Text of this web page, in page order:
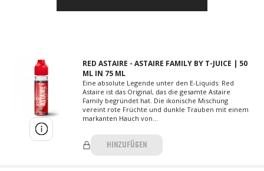
RED ASTAIRE - ASTAIRE FAMILY BY T-JUICE | 50
ML IN 75 ML
Eine absolute Legende unter den E-Liquids: Red
Astaire ist das Original, das die gesamte Astaire
Family begründet hat. Die ikonische Mischung
vereint rote Früchte und dunkle Trauben mit einem
markanten Hauch von...
HINZUFÜGEN